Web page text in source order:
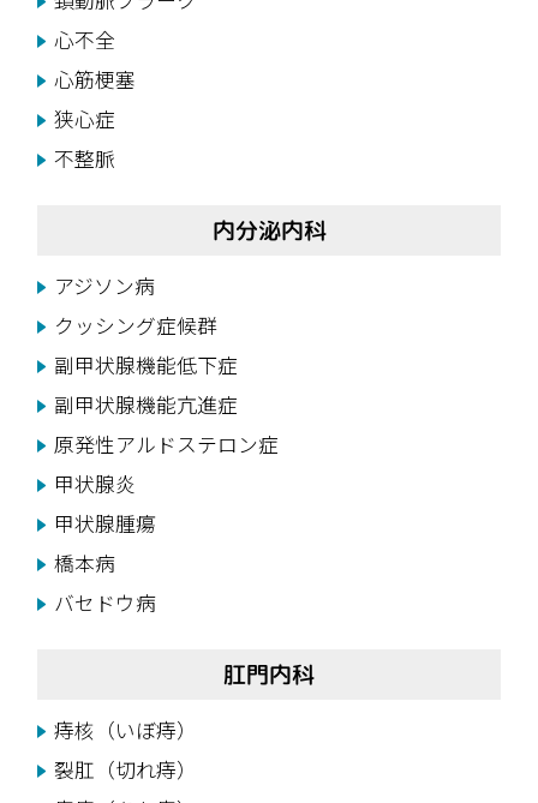
心不全
心筋梗塞
狭心症
不整脈
内分泌内科
アジソン病
クッシング症候群
副甲状腺機能低下症
副甲状腺機能亢進症
原発性アルドステロン症
甲状腺炎
甲状腺腫瘍
橋本病
バセドウ病
肛門内科
痔核（いぼ痔）
裂肛（切れ痔）